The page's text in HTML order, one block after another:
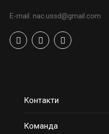
E-mail: nac.ussd@gmail.com
Контакти
Команда